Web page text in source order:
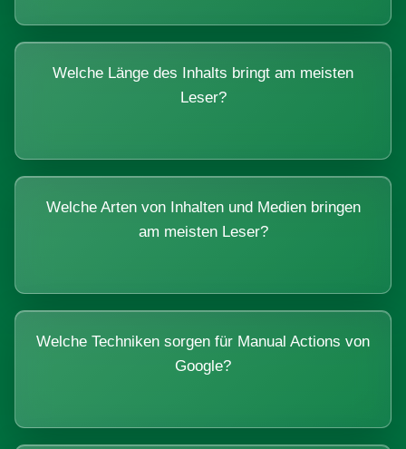
Welche Länge des Inhalts bringt am meisten
Leser?
Welche Arten von Inhalten und Medien bringen
am meisten Leser?
Welche Techniken sorgen für Manual Actions von
Google?